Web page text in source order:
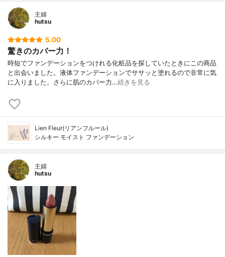
主婦
hutsu
5.00
驚きのカバー力！
時短でファンデーションをつけれる化粧品を探していたときにこの商品
と出会いました。液体ファンデーションでササッと塗れるので非常に気
に入りました。さらに肌のカバー力…続きを見る
Lien Fleur(リアンフルール)
シルキー モイスト ファンデーション
主婦
hutsu